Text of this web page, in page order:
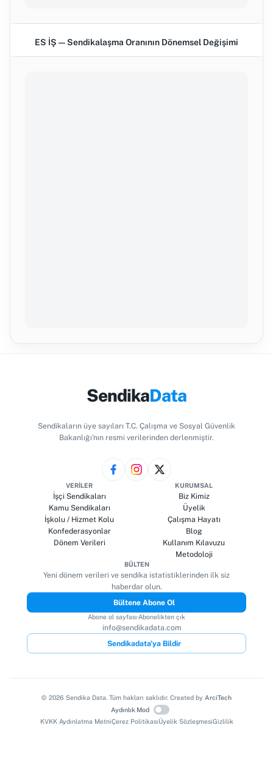
ES İŞ — Sendikalaşma Oranının Dönemsel Değişimi
SendikaData
Sendikaların üye sayıları T.C. Çalışma ve Sosyal Güvenlik
Bakanlığı'nın resmi verilerinden derlenmiştir.
VERILER
İşçi Sendikaları
Kamu Sendikaları
İşkolu / Hizmet Kolu
Konfederasyonlar
Dönem Verileri
KURUMSAL
Biz Kimiz
Üyelik
Çalışma Hayatı
Blog
Kullanım Kılavuzu
Metodoloji
BÜLTEN
Yeni dönem verileri ve sendika istatistiklerinden ilk siz
haberdar olun.
Bültene Abone Ol
Abone ol sayfası·Abonelikten çık
info@sendikadata.com
Sendikadata'ya Bildir
© 2026 Sendika Data. Tüm hakları saklıdır. Created by ArciTech
Aydınlık Mod
KVKK Aydınlatma MetniÇerez PolitikasıÜyelik SözleşmesiGizlilik